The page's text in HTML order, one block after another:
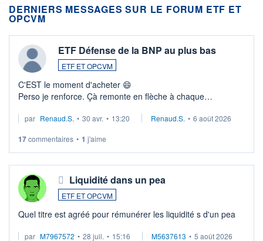
DERNIERS MESSAGES SUR LE FORUM ETF ET
OPCVM
ETF Défense de la BNP au plus bas
ETF ET OPCVM
C'EST le moment d'acheter 😄​
Perso je renforce. Çà remonte en flèche à chaque
Investissement long terme tip top pour sa retraite.
par Renaud.S. • 30 avr. • 13:20 Renaud.S. • 6 août 2026
17commentaires • 1 j'aime
Liquidité dans un pea
ETF ET OPCVM
Quel titre est agréé pour rémunérer les liquidité s d'un pea
par M7967572 • 28 juil. • 15:16 M5637613 • 5 août 2026